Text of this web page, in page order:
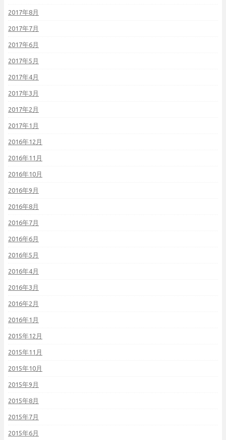
2017年8月
2017年7月
2017年6月
2017年5月
2017年4月
2017年3月
2017年2月
2017年1月
2016年12月
2016年11月
2016年10月
2016年9月
2016年8月
2016年7月
2016年6月
2016年5月
2016年4月
2016年3月
2016年2月
2016年1月
2015年12月
2015年11月
2015年10月
2015年9月
2015年8月
2015年7月
2015年6月